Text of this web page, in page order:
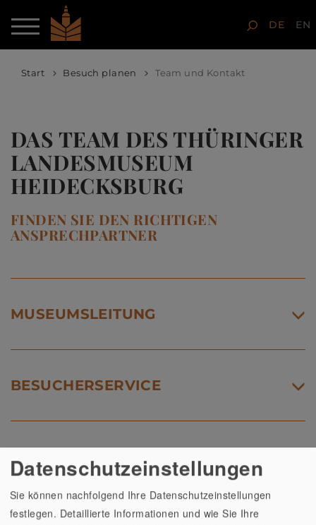
DE EN
Start Besuch planen Team und Kontakt
DAS TEAM DES THÜRINGER
LANDESMUSEUM
HEIDECKSBURG
FINDEN SIE DEN RICHTIGEN
ANSPRECHPARTNER
MUSEUMSLEITUNG
BESUCHERSERVICE
WISSENSCHAFTLICHE
Datenschutzeinstellungen
Sie können nachfolgend Ihre Datenschutzeinstellungen
festlegen. Detaillierte Informationen und wie Sie Ihre